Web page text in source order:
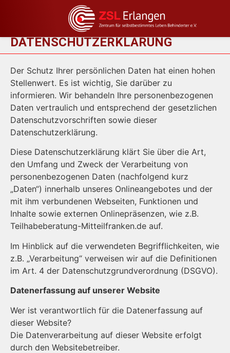
DATENSCHUTZERKLÄRUNG
Der Schutz Ihrer persönlichen Daten hat einen hohen
Stellenwert. Es ist wichtig, Sie darüber zu
informieren. Wir behandeln Ihre personenbezogenen
Daten vertraulich und entsprechend der gesetzlichen
Datenschutzvorschriften sowie dieser
Datenschutzerklärung.
Diese Datenschutzerklärung klärt Sie über die Art,
den Umfang und Zweck der Verarbeitung von
personenbezogenen Daten (nachfolgend kurz
„Daten“) innerhalb unseres Onlineangebotes und der
mit ihm verbundenen Webseiten, Funktionen und
Inhalte sowie externen Onlinepräsenzen, wie z.B.
Teilhabeberatung-Mitteilfranken.de auf.
Im Hinblick auf die verwendeten Begrifflichkeiten, wie
z.B. „Verarbeitung“ verweisen wir auf die Definitionen
im Art. 4 der Datenschutzgrundverordnung (DSGVO).
Datenerfassung auf unserer Website
Wer ist verantwortlich für die Datenerfassung auf
dieser Website?
Die Datenverarbeitung auf dieser Website erfolgt
durch den Websitebetreiber.